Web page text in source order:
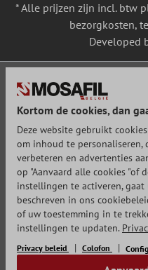
* Alle prijzen zijn incl. btw
bezorgkosten,
Developed
Kortom de cookies, dan
Deze website gebruikt
om inhoud te personaliseren,
verbeteren en advertenties
op "Aanvaard alle cookies "of
instellingen te activeren,
beschreven in ons
of uw toestemming in te
instellingen te updaten.
Privacy beleid Colofon